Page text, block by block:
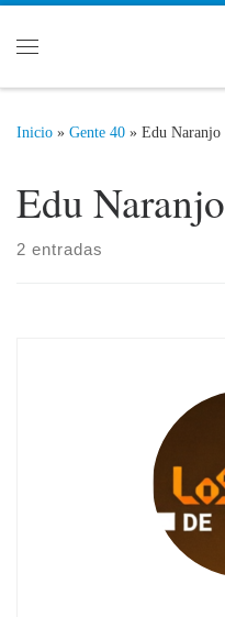
Inicio » Gente 40 » Edu Naranjo
Edu Naranjo
2 entradas